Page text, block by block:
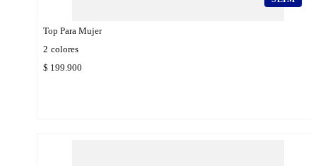
Top Para Mujer
2 colores
$ 199 900